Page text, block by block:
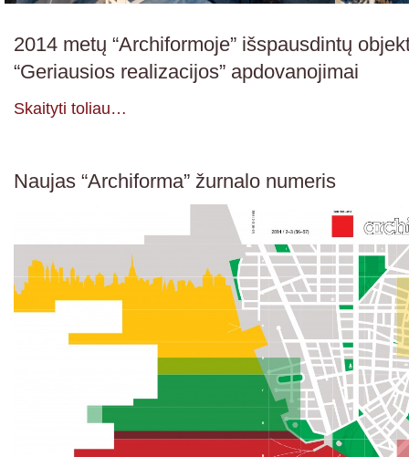
2014 metų “Archiformoje” išspausdintų
“Geriausios realizacijos” apdovanojimai
Skaityti toliau…
Naujas “Archiforma” žurnalo numeris